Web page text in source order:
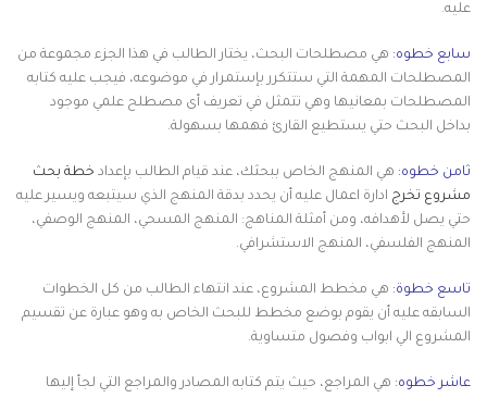
عليه.
سابع خطوه: هي مصطلحات البحث، يختار الطالب في هذا الجزء مجموعة من
المصطلحات المهمة التي ستتكرر بإستمرار في موضوعه، فيجب عليه كتابه
المصطلحات بمعانيها وهي تتمثل في تعريف أى مصطلح علمي موجود
بداخل البحث حتي يستطيع القارئ فهمها بسهولة.
ثامن خطوه: هي المنهج الخاص ببحثك، عند قيام الطالب بإعداد خطة بحث
مشروع تخرج ادارة اعمال عليه أن يحدد بدقة المنهج الذي سيتبعه ويسير عليه
حتي يصل لأهدافه، ومن أمثلة المناهج: المنهج المسحي، المنهج الوصفي،
المنهج الفلسفي، المنهج الاستشرافي.
تاسع خطوة: هي مخطط المشروع، عند انتهاء الطالب من كل الخطوات
السابقه عليه أن يقوم بوضع مخطط للبحث الخاص به وهو عبارة عن تقسيم
المشروع الي ابواب وفصول متساوية.
عاشر خطوه: هي المراجع، حيث يتم كتابه المصادر والمراجع التي لجأ إليها